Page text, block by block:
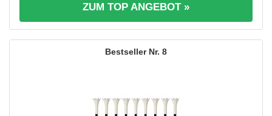
ZUM TOP ANGEBOT »
8